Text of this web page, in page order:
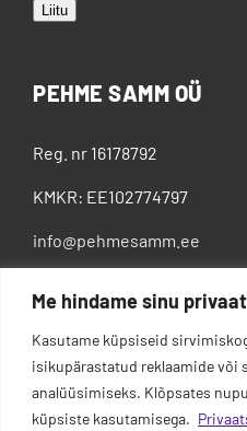
Me hindame sinu
Kasutame küpsiseid
isikupärastatud reklaamide või
analüüsimiseks. Klõpsates
küpsiste kasutamisega.
Liitu
PEHME SAMM OÜ
Reg. nr 16178792
KMKR: EE102774797
info@pehmesamm.ee